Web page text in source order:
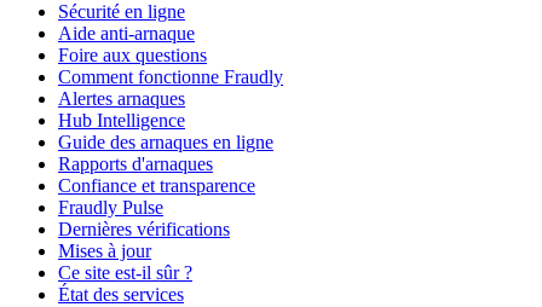
Sécurité en ligne
Aide anti-arnaque
Foire aux questions
Comment fonctionne Fraudly
Alertes arnaques
Hub Intelligence
Guide des arnaques en ligne
Rapports d'arnaques
Confiance et transparence
Fraudly Pulse
Dernières vérifications
Mises à jour
Ce site est-il sûr ?
État des services